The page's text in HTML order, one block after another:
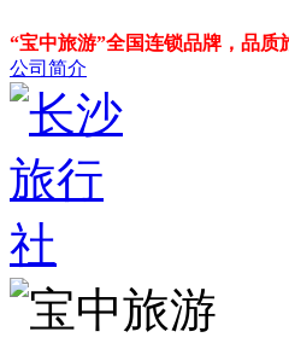
“宝中旅游”全国连锁品牌，品质
公司简介